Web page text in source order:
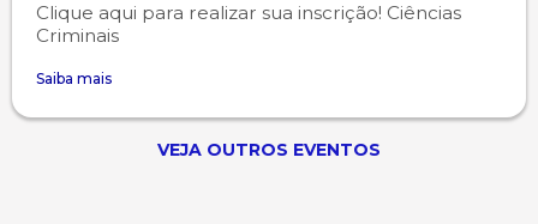
Clique aqui para realizar sua inscrição! Ciências
Criminais
Saiba mais
VEJA OUTROS EVENTOS